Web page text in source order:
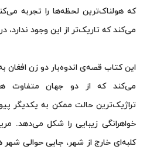
که هولناک‌ترین لحظه‌ها را تجربه
می‌کند که تاریک‌تر از این وجود
این کتاب قصه‌ی اندوه‌بار دو زن افغان
می‌کند که از دو جهان متفاوت
تراژیک‌ترین حالت ممکن به یکدیگر
خواهرانگی زیبایی را شکل می‌دهد.
کلبه‌ای خارج از شهر، جایی حوالی